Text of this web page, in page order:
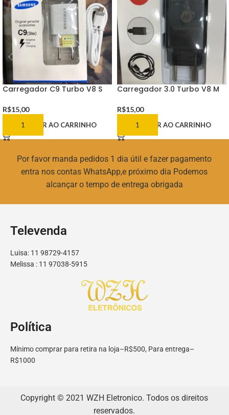
Carregador C9 Turbo V8 S
R$15,00
ADICIONAR AO CARRINHO
Carregador 3.0 Turbo V8 M
R$15,00
ADICIONAR AO CARRINHO
Por favor manda pedidos 1 dia útil e fazer pagamento
entra nos contas WhatsApp,e próximo dia Podemos
alcançar o tempo de entrega obrigada
Televenda
Luisa: 11 98729-4157
Melissa : 11 97038-5915
Política
Mínimo comprar para retira na loja–R$500, Para entrega–
R$1000
Copyright © 2021 WZH Eletronico. Todos os direitos
reservados.